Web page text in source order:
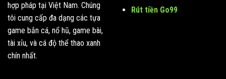
hợp pháp tại Việt Nam. Chúng
tôi cung cấp đa dạng các tựa
game bắn cá, nổ hũ, game bài,
tài xỉu, và cá độ thể thao xanh
chín nhất.
Rút tiền Go99